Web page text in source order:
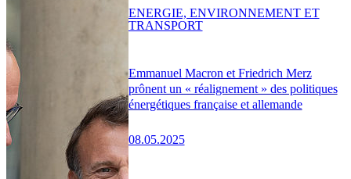
Emmanuel Macron et Friedrich Merz
prônent un « réalignement » des politiques
énergétiques française et allemande
08.05.2025
ENERGIE, ENVIRONNEMENT ET
TRANSPORT